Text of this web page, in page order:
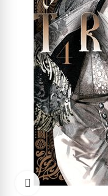
Click to enlarge